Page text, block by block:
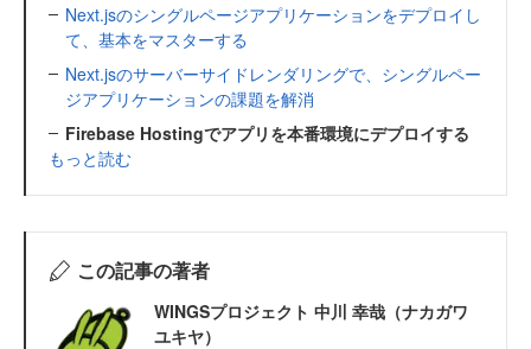
Next.jsのシングルページアプリケーションをデプロイし
て、基本をマスターする
Next.jsのサーバーサイドレンダリングで、シングルペー
ジアプリケーションの課題を解消
Firebase Hostingでアプリを本番環境にデプロイする
もっと読む
この記事の著者
WINGSプロジェクト 中川 幸哉（ナカガワ
ユキヤ）